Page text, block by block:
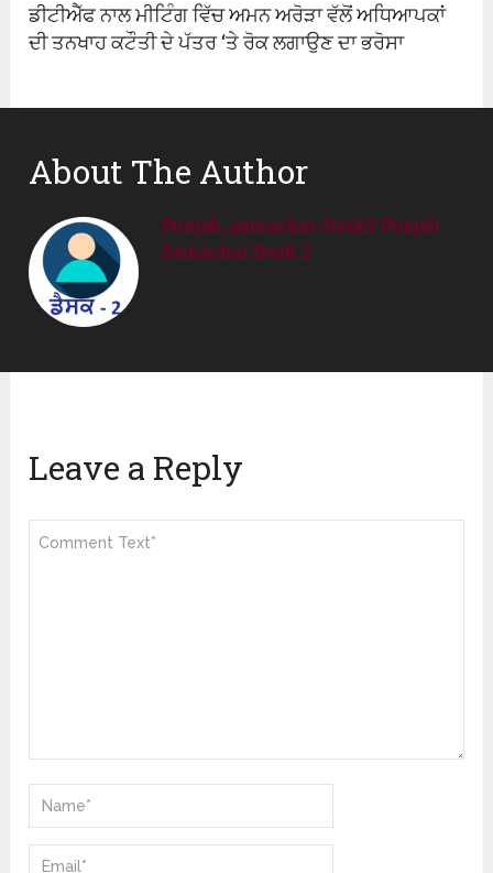
ਡੀਟੀਐੱਫ ਨਾਲ ਮੀਟਿੰਗ ਵਿੱਚ ਅਮਨ ਅਰੋੜਾ ਵੱਲੋਂ ਅਧਿਆਪਕਾਂ
ਦੀ ਤਨਖਾਹ ਕਟੌਤੀ ਦੇ ਪੱਤਰ ‘ਤੇ ਰੋਕ ਲਗਾਉਣ ਦਾ ਭਰੋਸਾ
About The Author
Punjab_samachar-Desk2 Punjab
Samachar Desk 2
Leave a Reply